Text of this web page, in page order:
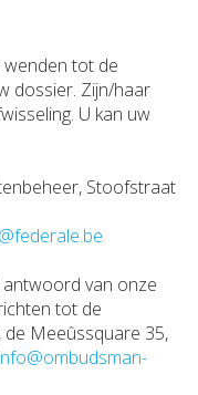
wenden tot de
dossier. Zijn/haar
U kan uw
Stoofstraat
van onze
tot de
de Meeûssquare 35,